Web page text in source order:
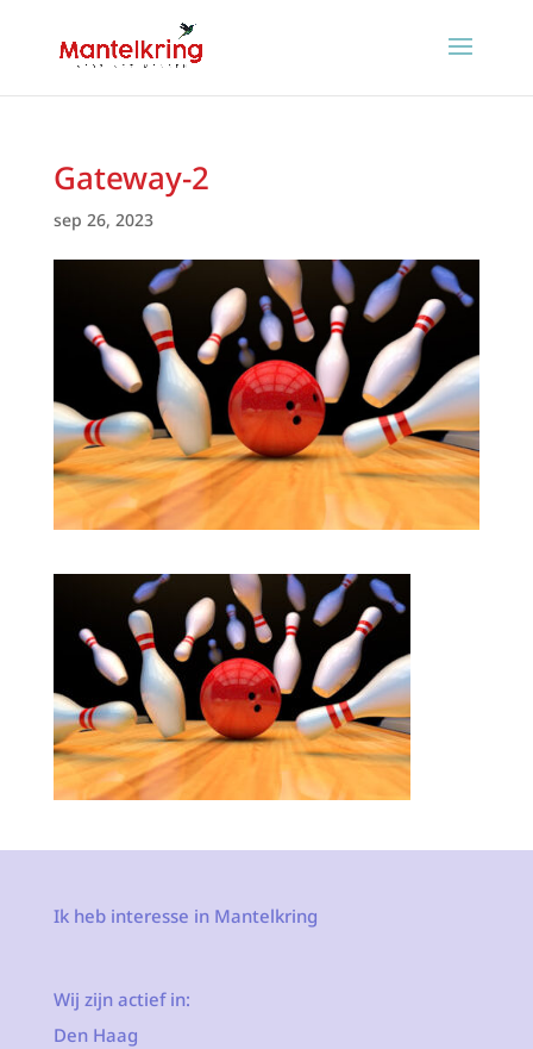
Gateway-2
sep 26, 2023
Ik heb interesse in Mantelkring
Wij zijn actief in:
Den Haag